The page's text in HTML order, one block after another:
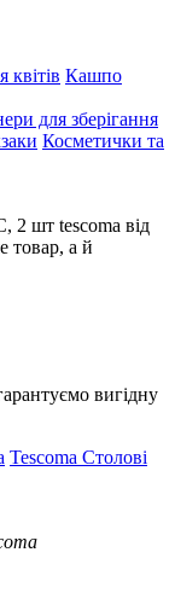
Кашпо
для зберігання
Косметички та
2 шт tescoma від
товар, а й
вигідну
Tescoma Столові